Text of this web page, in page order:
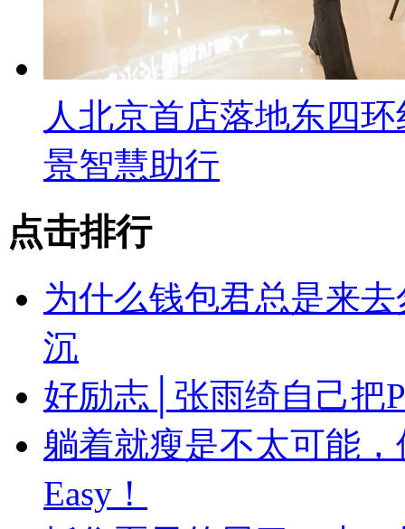
人北京首店落地东四
景智慧助行
点击排行
为什么钱包君总是来
沉
好励志│张雨绮自己
躺着就瘦是不太可能
Easy！